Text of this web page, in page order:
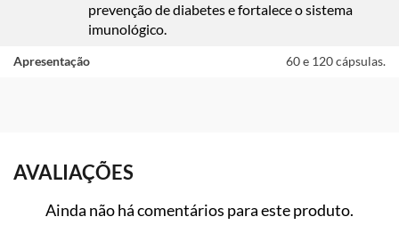
prevenção de diabetes e fortalece o sistema
imunológico.
Apresentação 60 e 120 cápsulas.
AVALIAÇÕES
Ainda não há comentários para este produto.